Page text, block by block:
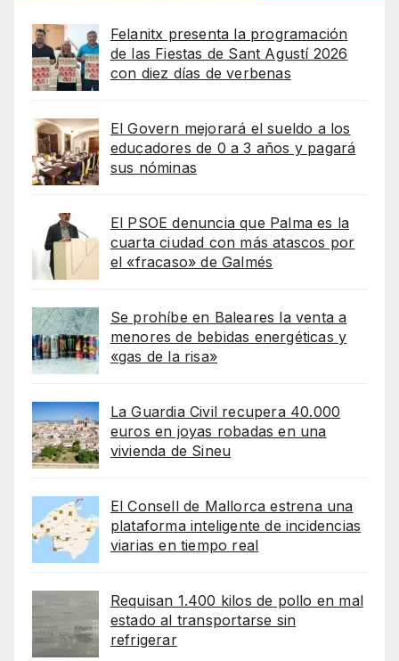
Felanitx presenta la programación
de las Fiestas de Sant Agustí 2026
con diez días de verbenas
El Govern mejorará el sueldo a los
educadores de 0 a 3 años y pagará
sus nóminas
El PSOE denuncia que Palma es la
cuarta ciudad con más atascos por
el «fracaso» de Galmés
Se prohíbe en Baleares la venta a
menores de bebidas energéticas y
«gas de la risa»
La Guardia Civil recupera 40.000
euros en joyas robadas en una
vivienda de Sineu
El Consell de Mallorca estrena una
plataforma inteligente de incidencias
viarias en tiempo real
Requisan 1.400 kilos de pollo en mal
estado al transportarse sin
refrigerar